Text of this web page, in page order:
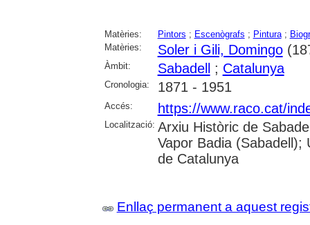
Matèries: Pintors ; Escenògrafs ; Pintura;
Matèries:
Soler i Gili, Domingo
Àmbit: Sabadell ; Catalunya
Cronologia: 1871 - 1951
Accés: https://www.raco.cat/
Localització: Arxiu Històric de
Vapor Badia (Sabadell);
de Catalunya
Enllaç permanent a aquest